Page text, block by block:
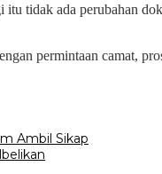
tidak ada perubahan
permintaan camat,
Ambil Sikap